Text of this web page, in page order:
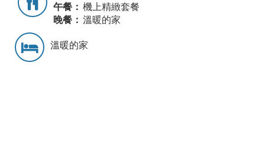
午餐： 機上精緻套餐
晚餐： 溫暖的家
溫暖的家